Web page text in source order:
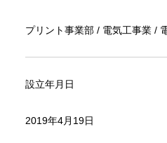
プリント事業部 / 電気工事業 /
設立年月日
2019年4月19日